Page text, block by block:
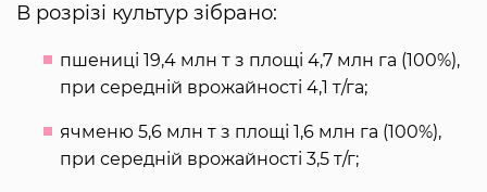
В розрізі культур зібрано:
пшениці 19,4 млн т з площі 4,7 млн га (100%),
при середній врожайності 4,1 т/га;
ячменю 5,6 млн т з площі 1,6 млн га (100%),
при середній врожайності 3,5 т/г;